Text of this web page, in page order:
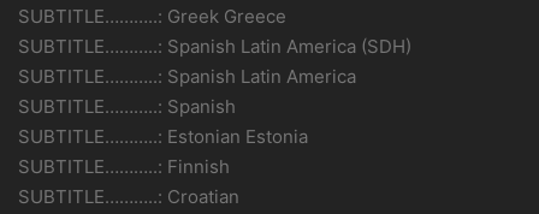
SUBTITLE………..: Greek Greece
SUBTITLE………..: Spanish Latin America (SDH)
SUBTITLE………..: Spanish Latin America
SUBTITLE………..: Spanish
SUBTITLE………..: Estonian Estonia
SUBTITLE………..: Finnish
SUBTITLE………..: Croatian